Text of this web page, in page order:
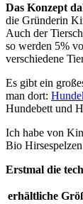
Das Konzept
die Gründerin
Auch der
so werden 5%
verschiedene
Es gibt ein
man dort:
Hundebett und
Ich habe von
Bio
Erstmal die
erhältliche